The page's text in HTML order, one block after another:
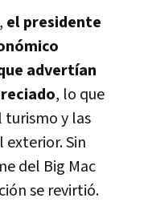
el presidente
advertían
, lo que
y las
exterior. Sin
del Big Mac
se revirtió.